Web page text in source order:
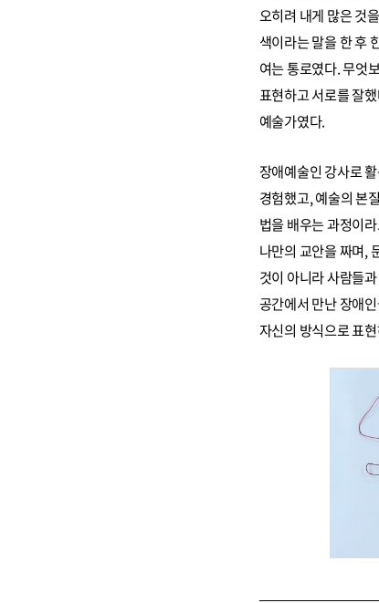
오히려 내게 많은 것
색이라는 말을 한 후
여는 통로였다. 무엇
표현하고 서로를 잘
예술가였다.
장애예술인 강사로
경험했고, 예술의 본
법을 배우는 과정이
나만의 교안을 짜며,
것이 아니라 사람들
공간에서 만난 장애
자신의 방식으로 표